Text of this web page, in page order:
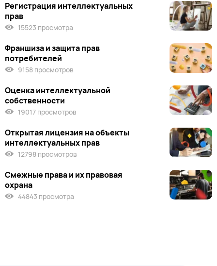
Регистрация интеллектуальных
прав
15523 просмотра
Франшиза и защита прав
потребителей
9158 просмотров
Оценка интеллектуальной
собственности
19017 просмотров
Открытая лицензия на объекты
интеллектуальных прав
12798 просмотров
Смежные права и их правовая
охрана
44843 просмотра